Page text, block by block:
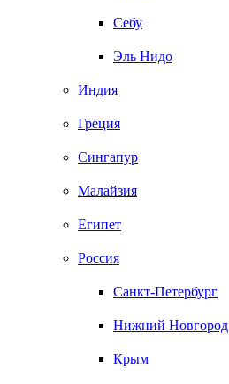
Себу
Эль Нидо
Индия
Греция
Сингапур
Малайзия
Египет
Россия
Санкт-Петербург
Нижний Новгород
Крым